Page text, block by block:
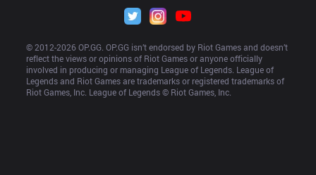
© 2012-2026 OP.GG. OP.GG isn’t endorsed by Riot Games and doesn’t
reflect the views or opinions of Riot Games or anyone officially
involved in producing or managing League of Legends. League of
Legends and Riot Games are trademarks or registered trademarks of
Riot Games, Inc. League of Legends © Riot Games, Inc.